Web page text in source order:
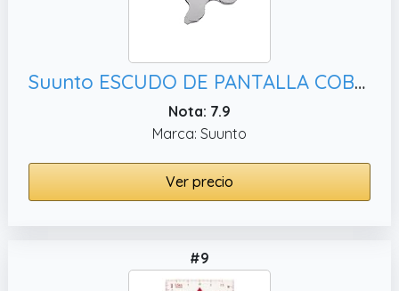
Suunto ESCUDO DE PANTALLA COBRA2/3 by Huish
Nota: 7.9
Marca: Suunto
Ver precio
#9